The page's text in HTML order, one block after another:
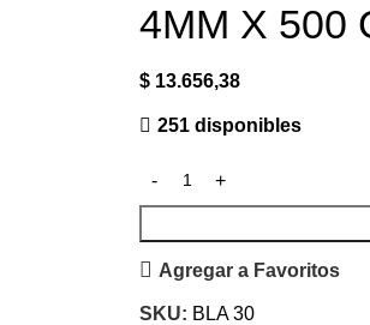
4MM X 500
$ 13.656,38
251 disponibles
Agregar a Favoritos
SKU: BLA 30